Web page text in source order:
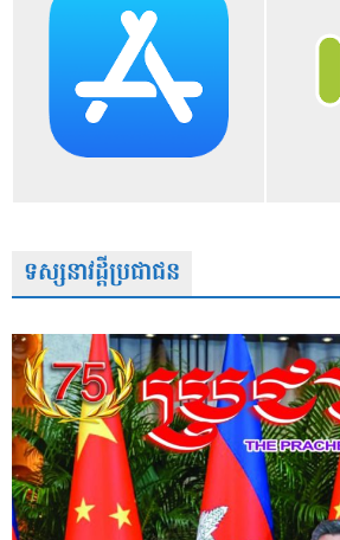
ទស្សនាវដ្តីប្រជាជន